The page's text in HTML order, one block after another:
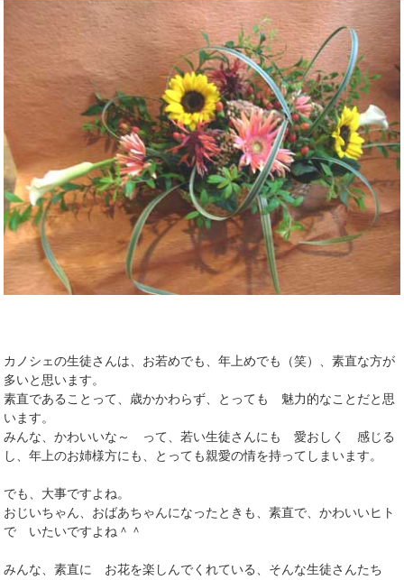
カノシェの生徒さんは、お若めでも、年上めでも（笑）、素直な方が
多いと思います。
素直であることって、歳かかわらず、とっても 魅力的なことだと思
います。
みんな、かわいいな～ って、若い生徒さんにも 愛おしく 感じる
し、年上のお姉様方にも、とっても親愛の情を持ってしまいます。
でも、大事ですよね。
おじいちゃん、おばあちゃんになったときも、素直で、かわいいヒト
で いたいですよね＾＾
みんな、素直に お花を楽しんでくれている、そんな生徒さんたち